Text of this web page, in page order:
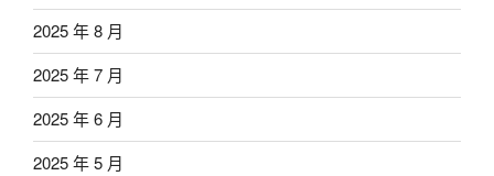
2025 年 8 月
2025 年 7 月
2025 年 6 月
2025 年 5 月